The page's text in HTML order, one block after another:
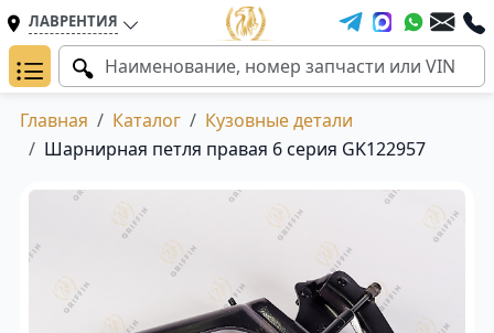
ЛАВРЕНТИЯ
Главная Каталог
Кузовные детали
Шарнирная петля правая 6 серия GK122957